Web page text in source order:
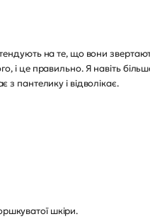
на те, що вони
і це правильно. Я навіть
пантелику і відволікає.
шкіри.